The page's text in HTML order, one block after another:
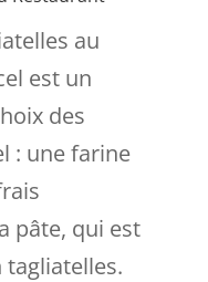
au
est un
des
: une farine
pâte, qui est